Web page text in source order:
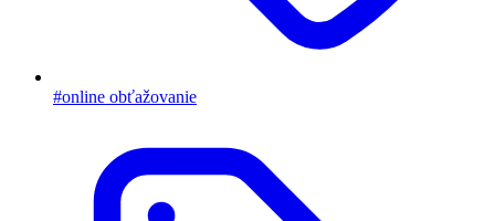
#online obťažovanie